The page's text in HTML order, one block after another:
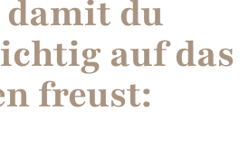
du
auf das
freust: